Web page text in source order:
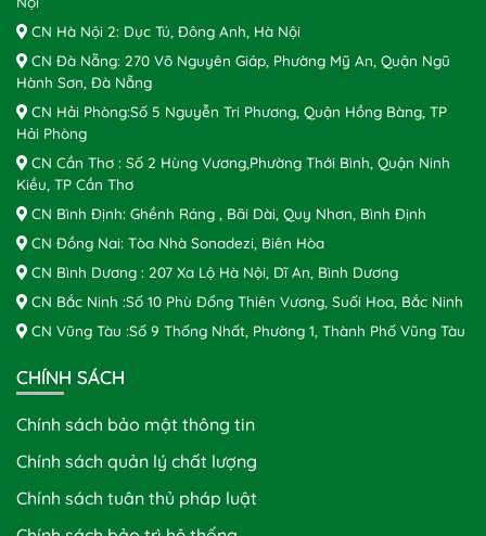
CN Hà Nội 2: Dục Tú, Đông Anh, Hà Nội
CN Đà Nẵng: 270 Võ Nguyên Giáp, Phường Mỹ An, Quận Ngũ
Hành Sơn, Đà Nẵng
CN Hải Phòng:Số 5 Nguyễn Tri Phương, Quận Hồng Bàng, TP
Hải Phòng
CN Cần Thơ : Số 2 Hùng Vương,Phường Thới Bình, Quận Ninh
Kiều, TP Cần Thơ
CN Bình Định: Ghềnh Ráng , Bãi Dài, Quy Nhơn, Bình Định
CN Đồng Nai: Tòa Nhà Sonadezi, Biên Hòa
CN Bình Dương : 207 Xa Lộ Hà Nội, Dĩ An, Bình Dương
CN Bắc Ninh :Số 10 Phù Đổng Thiên Vương, Suối Hoa, Bắc Ninh
CN Vũng Tàu :Số 9 Thống Nhất, Phường 1, Thành Phố Vũng Tàu
CHÍNH SÁCH
Chính sách bảo mật thông tin
Chính sách quản lý chất lượng
Chính sách tuân thủ pháp luật